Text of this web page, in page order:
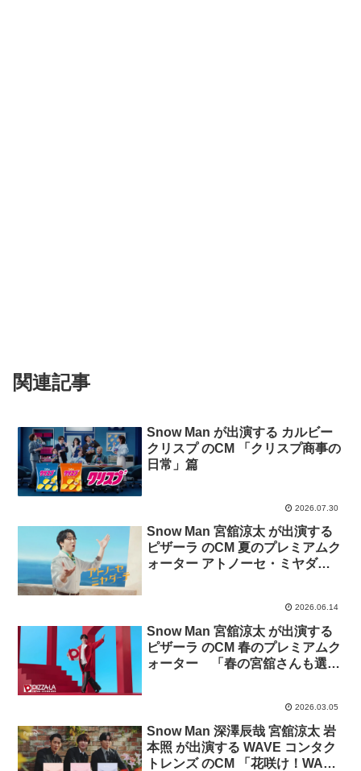
関連記事
Snow Man が出演する カルビー
クリスプ のCM 「クリスプ商事の
日常」篇
2026.07.30
Snow Man 宮舘涼太 が出演する
ピザーラ のCM 夏のプレミアムク
ォーター アトノーセ・ミヤダー
2026.06.14
Snow Man 宮舘涼太 が出演する
ピザーラ のCM 春のプレミアムク
ォーター 「春の宮舘さんも選べ
2026.03.05
Snow Man 深澤辰哉 宮舘涼太 岩
本照 が出演する​ WAVE コンタク
トレンズ のCM 「花咲け！WAVE